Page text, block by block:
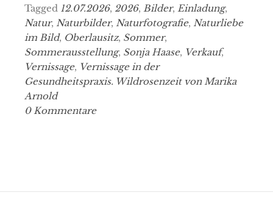
Tagged 12.07.2026, 2026, Bilder, Einladung,
Natur, Naturbilder, Naturfotografie, Naturliebe
im Bild, Oberlausitz, Sommer,
Sommerausstellung, Sonja Haase, Verkauf,
Vernissage, Vernissage in der
Gesundheitspraxis. Wildrosenzeit von Marika
Arnold
0 Kommentare